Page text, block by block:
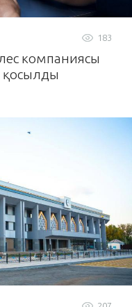
183
компаниясы
қосылды